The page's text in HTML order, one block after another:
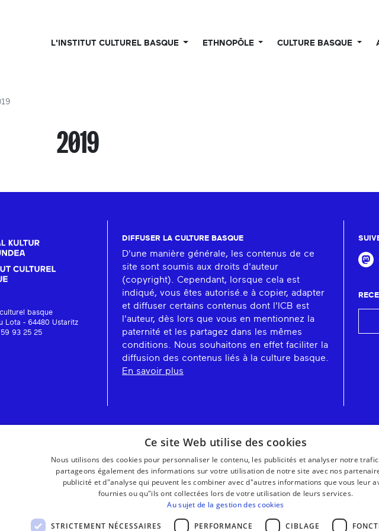
L'INSTITUT CULTUREL BASQUE ETHNOPÔLE CULTURE BASQUE
2019
basque
Lota - 64480 Ustaritz
93 25 25
DIFFUSER LA CULTURE BASQUE
D'une manière générale, les contenus de ce
site sont soumis aux droits d'auteur
(copyright). Cependant, lorsque cela est
indiqué, vous êtes autorisé.e à copier, adapter
et diffuser certains contenus dont l'ICB est
l'auteur, dès lors que vous en mentionnez la
paternité et les partagez dans les mêmes
conditions. Nous souhaitons en effet faciliter la
diffusion des contenus liés à la culture basque.
En savoir plus
Ce site Web utilise des cookies
Nous utilisons des cookies pour personnaliser le contenu, les publicités et analyser notre
partageons également des informations sur votre utilisation de notre site avec nos
publicité et d"analyse qui peuvent les combiner avec d"autres informations que vous leur
fournies ou qu"ils ont collectées lors de votre utilisation de leurs services.
Au sujet de la gestion des cookies
STRICTEMENT NÉCESSAIRES PERFORMANCE CIBLAGE